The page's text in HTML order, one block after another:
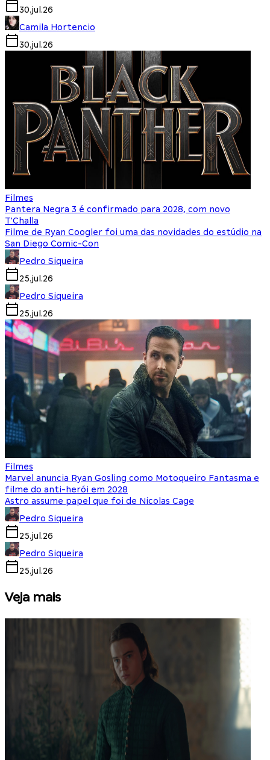
30.jul.26
Camila Hortencio
30.jul.26
Filmes
Pantera Negra 3 é confirmado para 2028, com novo
T'Challa
Filme de Ryan Coogler foi uma das novidades do estúdio na
San Diego Comic-Con
Pedro Siqueira
25.jul.26
Pedro Siqueira
25.jul.26
Filmes
Marvel anuncia Ryan Gosling como Motoqueiro Fantasma e
filme do anti-herói em 2028
Astro assume papel que foi de Nicolas Cage
Pedro Siqueira
25.jul.26
Pedro Siqueira
25.jul.26
Veja mais